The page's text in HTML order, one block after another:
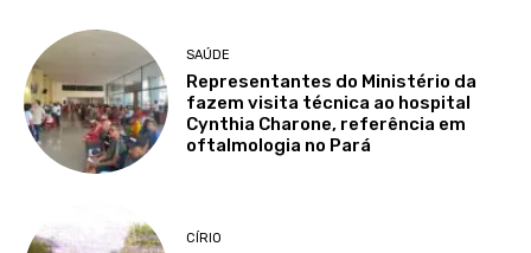
SAÚDE
Representantes do Ministério da
fazem visita técnica ao hospital
Cynthia Charone, referência em
oftalmologia no Pará
CÍRIO